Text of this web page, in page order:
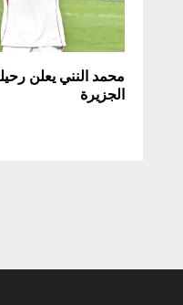
محمد النني يعلن
الجزيرة